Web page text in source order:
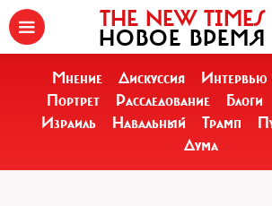
THE NEW TIMES
НОВОЕ ВРЕМЯ
Мнение Дискуссия Интервью
Портрет
Расследование Блоги
Израиль
Навальный Трамп
Дума